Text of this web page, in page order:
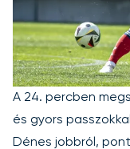
A 24. percben
és gyors
Dénes jobbról,